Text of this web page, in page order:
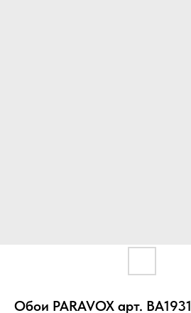
Обои PARAVOX арт. BA1931